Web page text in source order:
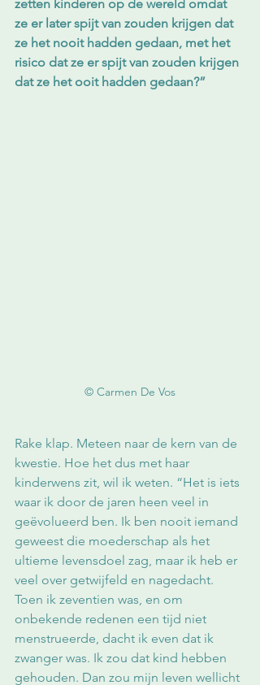
zetten kinderen op de wereld omdat
ze er later spijt van zouden krijgen dat
ze het nooit hadden gedaan, met het
risico dat ze er spijt van zouden krijgen
dat ze het ooit hadden gedaan?”
© Carmen De Vos
Rake klap. Meteen naar de kern van de
kwestie. Hoe het dus met haar
kinderwens zit, wil ik weten. “Het is iets
waar ik door de jaren heen veel in
geëvolueerd ben. Ik ben nooit iemand
geweest die moederschap als het
ultieme levensdoel zag, maar ik heb er
veel over getwijfeld en nagedacht.
Toen ik zeventien was, en om
onbekende redenen een tijd niet
menstrueerde, dacht ik even dat ik
zwanger was. Ik zou dat kind hebben
gehouden. Dan zou mijn leven wellicht